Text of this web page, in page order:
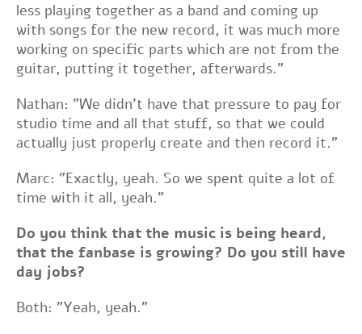
less playing together as a band and coming up
with songs for the new record, it was much more
working on specific parts which are not from the
guitar, putting it together, afterwards."
Nathan: "We didn't have that pressure to pay for
studio time and all that stuff, so that we could
actually just properly create and then record it."
Marc: "Exactly, yeah. So we spent quite a lot of
time with it all, yeah."
Do you think that the music is being heard,
that the fanbase is growing? Do you still have
day jobs?
Both: "Yeah, yeah."